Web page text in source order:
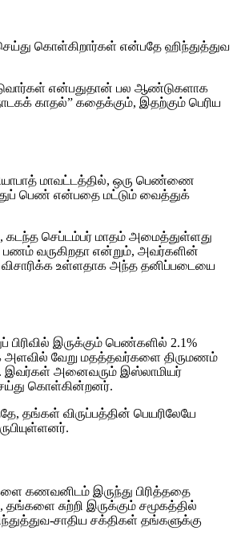
கொள்கிறார்கள் என்பதே ஹிந்துத்துவ
என்பதுதான் பல ஆண்டுகளாக
காதல்” கதைக்கும், இதற்கும் பெரிய
மாவட்டத்தில், ஒரு பெண்ணை
பெண் என்பதை மட்டும் வைத்துக்
செப்டம்பர் மாதம் அமைத்துள்ளது
வருகிறதா என்றும், அவர்களின்
உள்ளதாக அந்த தனிப்படையை
பிரிவில் இருக்கும் பெண்களில் 2.1%
அளவில் வேறு மதத்தவர்களை திருமணம்
இவர்கள் அனைவரும் இஸ்லாமியர்
கொள்கின்றனர்.
தங்கள் விருப்பத்தின் பெயரிலேயே
கணவனிடம் இருந்து பிரித்ததை
சுற்றி இருக்கும் சமூகத்தில்
சாதிய சக்திகள் தங்களுக்கு